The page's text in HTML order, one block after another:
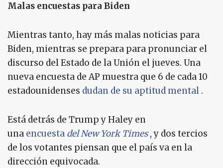
Malas encuestas para Biden
Mientras tanto, hay más malas noticias para
Biden, mientras se prepara para pronunciar el
discurso del Estado de la Unión el jueves. Una
nueva encuesta de AP muestra que 6 de cada 10
estadounidenses dudan de su aptitud mental .
Está detrás de Trump y Haley en
una encuesta del New York Times, y dos tercios
de los votantes piensan que el país va en la
dirección equivocada.